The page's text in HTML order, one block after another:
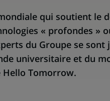
qui soutient le
« profondes »
du Groupe se sont
universitaire et du
Tomorrow.